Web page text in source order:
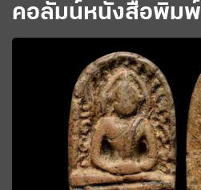
คอลัมน์หนังสือพิมพ์